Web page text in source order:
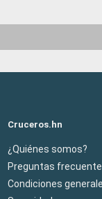
Cruceros.hn
¿Quiénes somos?
Preguntas
Condiciones